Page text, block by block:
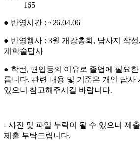
165
● 반영시간 : ~26.04.06
● 반영행사 : 3월 개강총회, 답사지 작
계학술답사
● 학번, 편입등의 이유로 졸업에 필요
릅니다. 관련 내용 및 기준은 개인 답사
있으니 참고해주시길 바랍니다.
- 사진 및 파일 누락이 될 수 있으니 제
제출 부탁드립니다.